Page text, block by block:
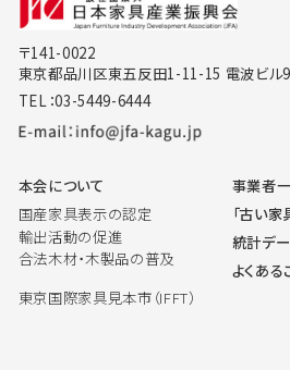
〒141-0022
東京都品川区東五反田1-11-15 電波ビル
TEL：03-5449-6444
本会について
国産家具表示の認定
輸出活動の促進
合法木材・木製品の普及
東京国際家具見本市（IFFT）
事業者
「古い
統計デ
よくある